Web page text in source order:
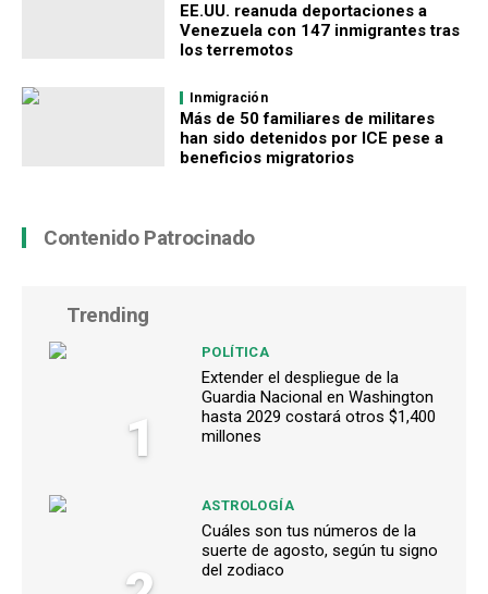
EE.UU. reanuda deportaciones a
Venezuela con 147 inmigrantes tras
los terremotos
Inmigración
Más de 50 familiares de militares
han sido detenidos por ICE pese a
beneficios migratorios
Contenido Patrocinado
Trending
1
POLÍTICA
Extender el despliegue de la
Guardia Nacional en Washington
hasta 2029 costará otros $1,400
millones
ASTROLOGÍA
Cuáles son tus números de la
suerte de agosto, según tu signo
del zodiaco